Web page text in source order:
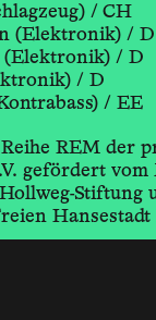
/ CH
(Elektronik) / D
(Elektronik) / D
/ D
/ EE
REM der
gefördert
Stiftung
Hansestadt